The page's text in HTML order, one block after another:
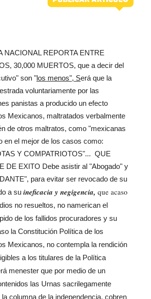
NACIONAL REPORTA ENTRE
30,000 MUERTOS, que a decir del
son "los menos", Será que la
voluntariamente por las
panistas a producido un efecto
Mexicanos, maltratados verbalmente
de otros maltratos, como "mexicanas
en el mejor de los casos como:
Y COMPATRIOTOS"... QUE
DE EXITO Debe asistir al "Abogado" y
para evitar ser revocado de su
a su ineficacia y negigencia, que acaso
no resueltos, no namerican el
de los fallidos procuradores y su
la Constitución Política de los
Mexicanos, no contempla la rendición
a los titulares de la Política
menester que por medio de un
las Urnas sacrilegamente
columna de la independencia, cobren